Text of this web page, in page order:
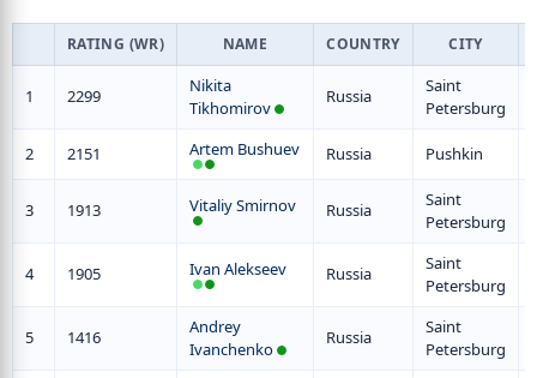
RATING (WR) NAME COUNTRY CITY
1 2299
Nikita
Tikhomirov
Russia
Saint
Petersburg
2 2151 Artem Bushuev Russia Pushkin
3 1913 Vitaliy Smirnov Russia
Saint
Petersburg
4 1905 Ivan Alekseev Russia
Saint
Petersburg
5 1416
Andrey
Ivanchenko
Russia
Saint
Petersburg